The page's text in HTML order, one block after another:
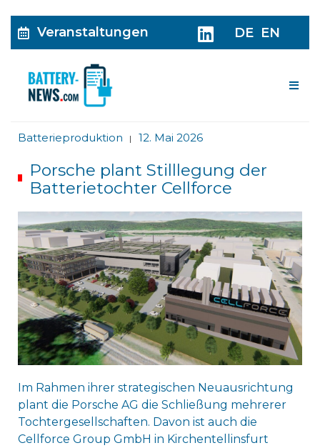
Veranstaltungen DE EN
Batterieproduktion | 12. Mai 2026
Porsche plant Stilllegung der
Batterietochter Cellforce
Im Rahmen ihrer strategischen Neuausrichtung
plant die Porsche AG die Schließung mehrerer
Tochtergesellschaften. Davon ist auch die
Cellforce Group GmbH in Kirchentellinsfurt